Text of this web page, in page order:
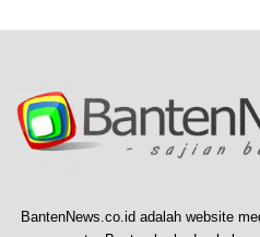
BantenNews.co.id adalah website